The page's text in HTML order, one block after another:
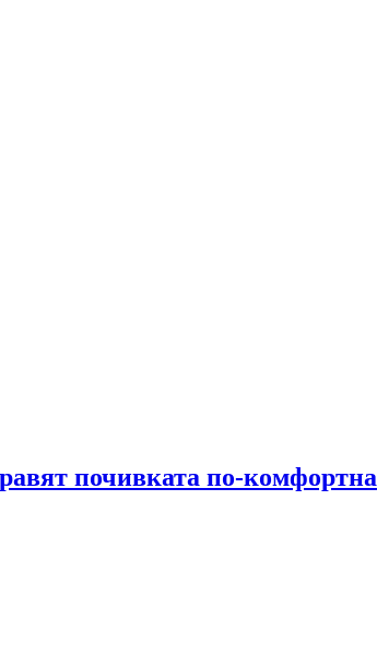
почивката по-комфортна